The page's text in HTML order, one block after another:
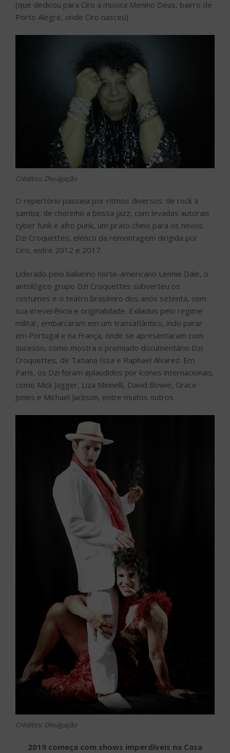
(que dedicou para Ciro a música Menino Deus, bairro de
Porto Alegre, onde Ciro nasceu).
Créditos: Divulgação
O repertório passeia por ritmos diversos: de rock a
samba, de chorinho a bossa jazz, com levadas autorais
cyber funk e afro punk, um prato cheio para os novos
Dzi Croquettes, elenco da remontagem dirigida por
Ciro, entre 2012 e 2017.
Liderado pelo bailarino norte-americano Lennie Dale, o
antológico grupo Dzi Croquettes subverteu os
costumes e o teatro brasileiro dos anos setenta, com
sua irreverência e originalidade. Exilados pelo regime
militar, embarcaram em um transatlântico, indo parar
em Portugal e na França, onde se apresentaram com
sucesso, como mostra o premiado documentário Dzi
Croquettes, de Tatiana Issa e Raphael Alvarez. Em
Paris, os Dzi foram aplaudidos por ícones internacionais,
como Mick Jagger, Liza Minnelli, David Bowie, Grace
Jones e Michael Jackson, entre muitos outros.
Créditos: Divulgação
2019 começa com shows imperdíveis na Casa